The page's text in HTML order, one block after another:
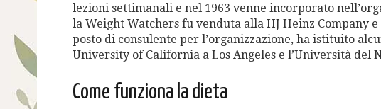
lezioni settimanali e nel 1963 venne incorporato
la Weight Watchers fu venduta alla HJ Heinz Company
posto di consulente per l’organizzazione, ha istituito
University of California a Los Angeles e l’Università del
Come funziona la dieta